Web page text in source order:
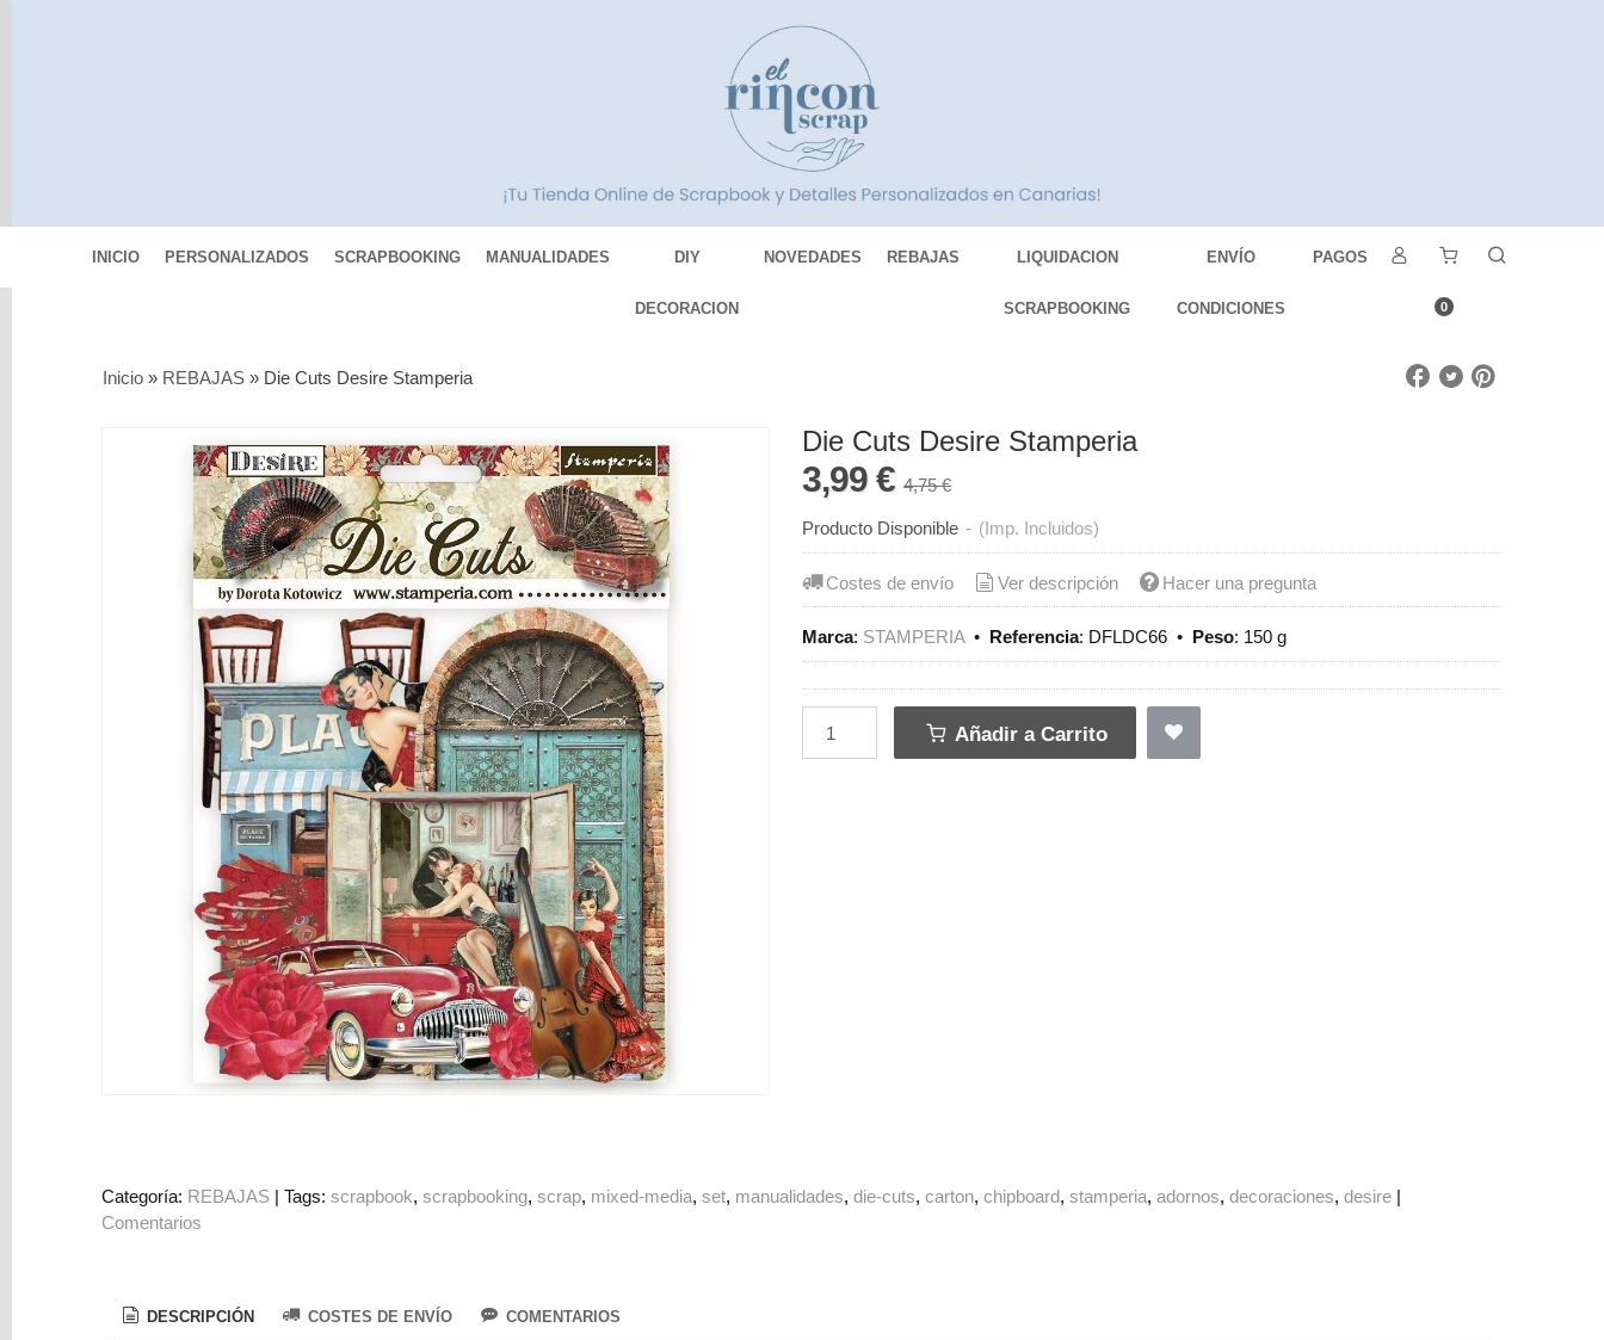
INICIO PERSONALIZADOS SCRAPBOOKING MANUALIDADES DIY
DECORACION
NOVEDADES REBAJAS LIQUIDACION
SCRAPBOOKING
ENVÍO
CONDICIONES
PAGOS
0
Figuras
3D
Inicio » REBAJAS » Die Cuts Desire Stamperia
Die Cuts Desire Stamperia
3,99 €4,75 €
Producto Disponible - (Imp. Incluidos)
Costes de envío Ver descripción Hacer una pregunta
Marca: STAMPERIA• Referencia: DFLDC66 • Peso: 150 g
Añadir a Carrito
Categoría: REBAJAS |Tags:scrapbook scrapbooking scrap mixed-media set manualidades die-cuts carton chipboard stamperia adornos decoraciones desire |
Comentarios
DESCRIPCIÓN COSTES DE ENVÍO COMENTARIOS